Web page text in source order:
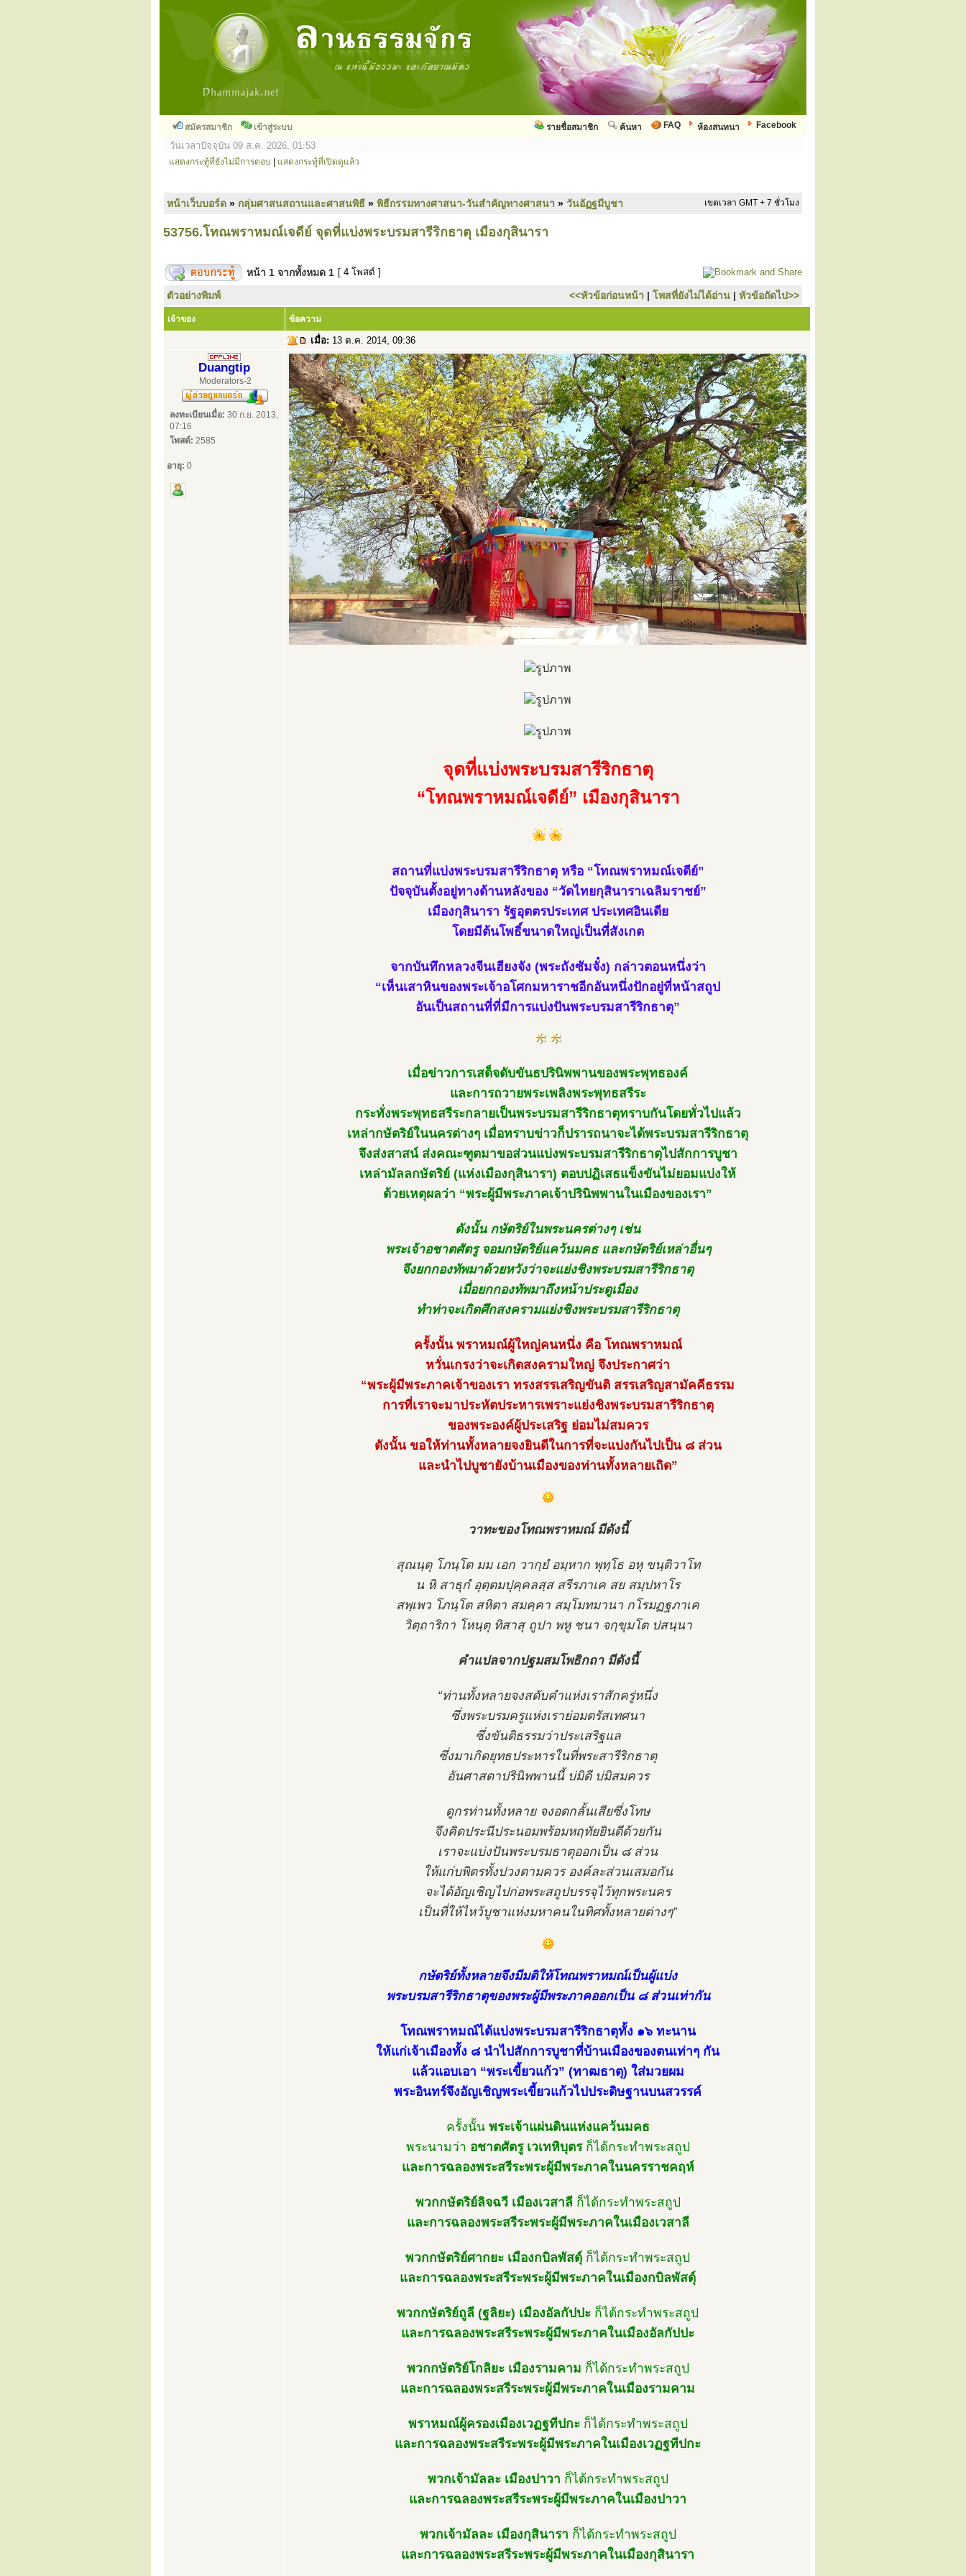
สมัครสมาชิก เข้าสู่ระบบ Facebook
ห้องสนทนา
FAQ
ค้นหา
รายชื่อสมาชิก
วันเวลาปัจจุบัน 09 ส.ค. 2026, 01:53
แสดงกระทู้ที่ยังไม่มีการตอบ แสดงกระทู้ที่เปิดดูแล้ว
หน้าเว็บบอร์ด » กลุ่มศาสนสถานและศาสนพิธี » พิธีกรรมทางศาสนา-วันสำคัญทางศาสนา » วันอัฏฐมีบูชา เขตเวลา GMT + 7 ชั่วโมง
53756.โทณพราหมณ์เจดีย์ จุดที่แบ่งพระบรมสารีริกธาตุ เมืองกุสินารา
หน้า 1 จากทั้งหมด 1 [ 4 โพสต์ ]
ตัวอย่างพิมพ์ <<หัวข้อก่อนหน้า | โพสที่ยังไม่ได้อ่าน | หัวข้อถัดไป>>
เจ้าของ ข้อความ
เมื่อ: 13 ต.ค. 2014, 09:36
Duangtip
Moderators-2
ลงทะเบียนเมื่อ: 30 ก.ย. 2013,
07:16
โพสต์: 2585
อายุ: 0
จุดที่แบ่งพระบรมสารีริกธาตุ
“โทณพราหมณ์เจดีย์” เมืองกุสินารา
สถานที่แบ่งพระบรมสารีริกธาตุ หรือ “โทณพราหมณ์เจดีย์”
ปัจจุบันตั้งอยู่ทางด้านหลังของ “วัดไทยกุสินาราเฉลิมราชย์”
เมืองกุสินารา รัฐอุตตรประเทศ ประเทศอินเดีย
โดยมีต้นโพธิ์ขนาดใหญ่เป็นที่สังเกต
จากบันทึกหลวงจีนเฮียงจัง (พระถังซัมจั๋ง) กล่าวตอนหนึ่งว่า
“เห็นเสาหินของพระเจ้าอโศกมหาราชอีกอันหนึ่งปักอยู่ที่หน้าสถูป
อันเป็นสถานที่ที่มีการแบ่งปันพระบรมสารีริกธาตุ”
เมื่อข่าวการเสด็จดับขันธปรินิพพานของพระพุทธองค์
และการถวายพระเพลิงพระพุทธสรีระ
กระทั่งพระพุทธสรีระกลายเป็นพระบรมสารีริกธาตุทราบกันโดยทั่วไปแล้ว
เหล่ากษัตริย์ในนครต่างๆ เมื่อทราบข่าวก็ปรารถนาจะได้พระบรมสารีริกธาตุ
จึงส่งสาสน์ ส่งคณะฑูตมาขอส่วนแบ่งพระบรมสารีริกธาตุไปสักการบูชา
เหล่ามัลลกษัตริย์ (แห่งเมืองกุสินารา) ตอบปฏิเสธแข็งขันไม่ยอมแบ่งให้
ด้วยเหตุผลว่า “พระผู้มีพระภาคเจ้าปรินิพพานในเมืองของเรา”
ดังนั้น กษัตริย์ในพระนครต่างๆ เช่น
พระเจ้าอชาตศัตรู จอมกษัตริย์แคว้นมคธ และกษัตริย์เหล่าอื่นๆ
จึงยกกองทัพมาด้วยหวังว่าจะแย่งชิงพระบรมสารีริกธาตุ
เมื่อยกกองทัพมาถึงหน้าประตูเมือง
ทำท่าจะเกิดศึกสงครามแย่งชิงพระบรมสารีริกธาตุ
ครั้งนั้น พราหมณ์ผู้ใหญ่คนหนึ่ง คือ โทณพราหมณ์
หวั่นเกรงว่าจะเกิดสงครามใหญ่ จึงประกาศว่า
“พระผู้มีพระภาคเจ้าของเรา ทรงสรรเสริญขันติ สรรเสริญสามัคคีธรรม
การที่เราจะมาประหัตประหารเพราะแย่งชิงพระบรมสารีริกธาตุ
ของพระองค์ผู้ประเสริฐ ย่อมไม่สมควร
ดังนั้น ขอให้ท่านทั้งหลายจงยินดีในการที่จะแบ่งกันไปเป็น ๘ ส่วน
และนำไปบูชายังบ้านเมืองของท่านทั้งหลายเถิด”
วาทะของโทณพราหมณ์ มีดังนี้
สุณนฺตุ โภนฺโต มม เอก วากฺยํ อมฺหาก พุทฺโธ อหุ ขนฺติวาโท
น หิ สาธุกํ อุตฺตมปุคฺคลสฺส สรีรภาเค สย สมฺปหาโร
สพฺเพว โภนฺโต สหิตา สมคฺคา สมฺโมทมานา กโรมฏฐภาเค
วิตฺถาริกา โหนฺตุ ทิสาสุ ถูปา พหู ชนา จกฺขุมโต ปสนฺนา
คำแปลจากปฐมสมโพธิกถา มีดังนี้
“ท่านทั้งหลายจงสดับคำแห่งเราสักครู่หนึ่ง
ซึ่งพระบรมครูแห่งเราย่อมตรัสเทศนา
ซึ่งขันติธรรมว่าประเสริฐแล
ซึ่งมาเกิดยุทธประหารในที่พระสารีริกธาตุ
อันศาสดาปรินิพพานนี้ บ่มิดี บ่มิสมควร
ดูกรท่านทั้งหลาย จงอดกลั้นเสียซึ่งโทษ
จึงคิดประนีประนอมพร้อมหฤทัยยินดีด้วยกัน
เราจะแบ่งปันพระบรมธาตุออกเป็น ๘ ส่วน
ให้แก่บพิตรทั้งปวงตามควร องค์ละส่วนเสมอกัน
จะได้อัญเชิญไปก่อพระสถูปบรรจุไว้ทุกพระนคร
เป็นที่ให้ไหว้บูชาแห่งมหาคนในทิศทั้งหลายต่างๆ”
กษัตริย์ทั้งหลายจึงมีมติให้โทณพราหมณ์เป็นผู้แบ่ง
พระบรมสารีริกธาตุของพระผู้มีพระภาคออกเป็น ๘ ส่วนเท่ากัน
โทณพราหมณ์ได้แบ่งพระบรมสารีริกธาตุทั้ง ๑๖ ทะนาน
ให้แก่เจ้าเมืองทั้ง ๘ นำไปสักการบูชาที่บ้านเมืองของตนเท่าๆ กัน
แล้วแอบเอา “พระเขี้ยวแก้ว” (ทาฒธาตุ) ใส่มวยผม
พระอินทร์จึงอัญเชิญพระเขี้ยวแก้วไปประดิษฐานบนสวรรค์
ครั้งนั้น พระเจ้าแผ่นดินแห่งแคว้นมคธ
พระนามว่า อชาตศัตรู เวเทหิบุตรก็ได้กระทำพระสถูป
และการฉลองพระสรีระพระผู้มีพระภาคในนครราชคฤห์
พวกกษัตริย์ลิจฉวี เมืองเวสาลีก็ได้กระทำพระสถูป
และการฉลองพระสรีระพระผู้มีพระภาคในเมืองเวสาลี
พวกกษัตริย์ศากยะ เมืองกบิลพัสดุ์ ก็ได้กระทำพระสถูป
และการฉลองพระสรีระพระผู้มีพระภาคในเมืองกบิลพัสดุ์
พวกกษัตริย์ถูลี (ฐลิยะ) เมืองอัลกัปปะ ก็ได้กระทำพระสถูป
และการฉลองพระสรีระพระผู้มีพระภาคในเมืองอัลกัปปะ
พวกกษัตริย์โกลิยะ เมืองรามคาม ก็ได้กระทำพระสถูป
และการฉลองพระสรีระพระผู้มีพระภาคในเมืองรามคาม
พราหมณ์ผู้ครองเมืองเวฏฐทีปกะก็ได้กระทำพระสถูป
และการฉลองพระสรีระพระผู้มีพระภาคในเมืองเวฏฐทีปกะ
พวกเจ้ามัลละ เมืองปาวา ก็ได้กระทำพระสถูป
และการฉลองพระสรีระพระผู้มีพระภาคในเมืองปาวา
พวกเจ้ามัลละ เมืองกุสินารา ก็ได้กระทำพระสถูป
และการฉลองพระสรีระพระผู้มีพระภาคในเมืองกุสินารา